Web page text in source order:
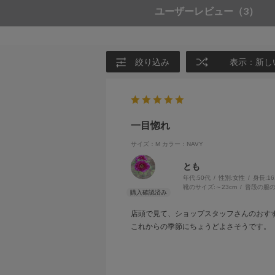
ユーザーレビュー （3）
絞り込み 表示：新し
一目惚れ
サイズ：M カラー：NAVY
とも
年代:50代 性別:女性 身長:
靴のサイズ: ～23cm 普段の服
店頭で見て、ショップスタッフさんのおす
これからの季節にちょうどよさそうです。